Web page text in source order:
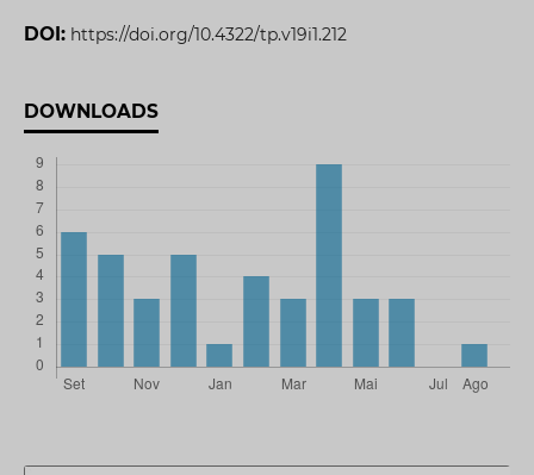
DOI: https://doi.org/10.4322/tp.v19i1.212
DOWNLOADS